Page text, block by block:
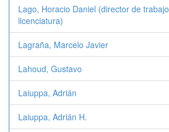
Lago, Horacio Daniel (director de
licenciatura)
Lagraña, Marcelo Javier
Lahoud, Gustavo
Laiuppa, Adrián
Laiuppa, Adrián H.